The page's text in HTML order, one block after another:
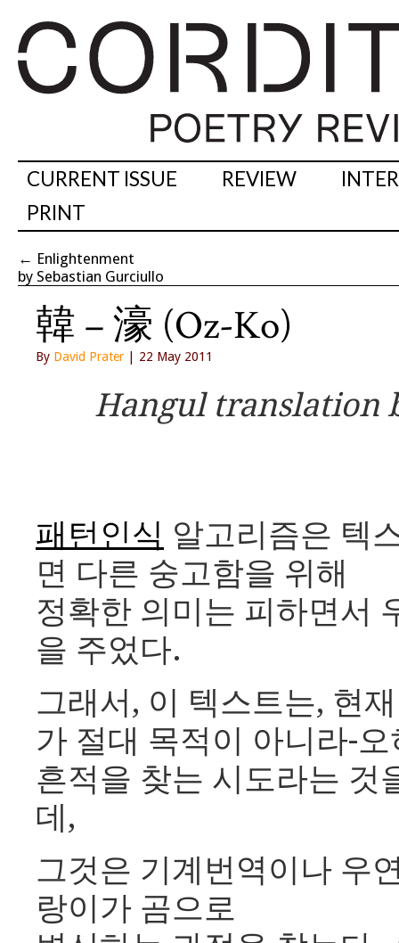
CURRENT ISSUE REVIEW
PRINT
← Enlightenment
by Sebastian Gurciullo
韓 – 濠 (Oz-Ko)
By David Prater | 22 May 2011
Hangul translation
패턴인식 알고리즘은 텍
면 다른 숭고함을 위해
정확한 의미는 피하면서
을 주었다.
그래서, 이 텍스트는, 현
가 절대 목적이 아니라-오
흔적을 찾는 시도라는 것
데,
그것은 기계번역이나 우
랑이가 곰으로